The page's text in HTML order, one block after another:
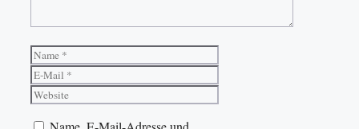
Name